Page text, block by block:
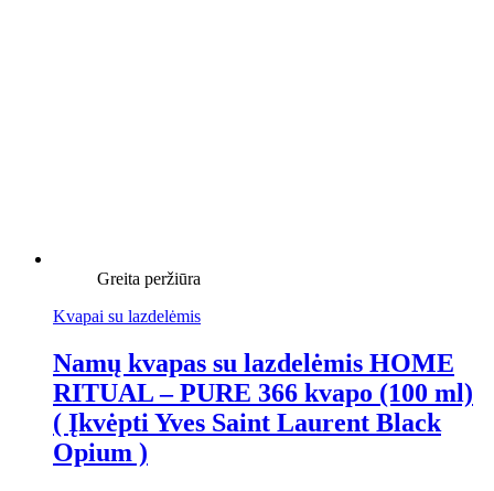
Greita peržiūra
Kvapai su lazdelėmis
Namų kvapas su lazdelėmis HOME
RITUAL – PURE 366 kvapo (100 ml)
( Įkvėpti Yves Saint Laurent Black
Opium )